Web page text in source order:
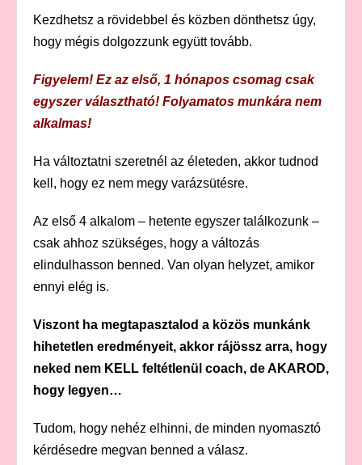
Kezdhetsz a rövidebbel és közben dönthetsz úgy,
hogy mégis dolgozzunk együtt tovább.
Figyelem! Ez az első, 1 hónapos csomag csak
egyszer választható! Folyamatos munkára nem
alkalmas!
Ha változtatni szeretnél az életeden, akkor tudnod
kell, hogy ez nem megy varázsütésre.
Az első 4 alkalom – hetente egyszer találkozunk –
csak ahhoz szükséges, hogy a változás
elindulhasson benned. Van olyan helyzet, amikor
ennyi elég is.
Viszont ha megtapasztalod a közös munkánk
hihetetlen eredményeit, akkor rájössz arra, hogy
neked nem KELL feltétlenül coach, de AKAROD,
hogy legyen…
Tudom, hogy nehéz elhinni, de minden nyomasztó
kérdésedre megvan benned a válasz.